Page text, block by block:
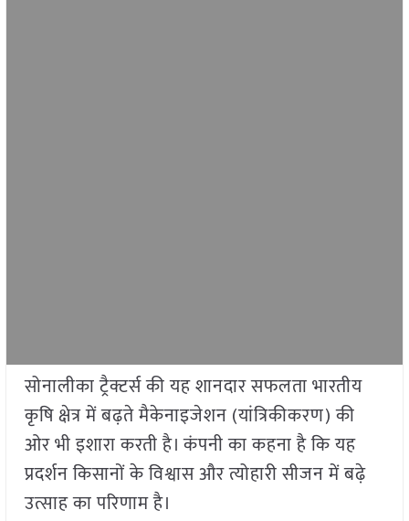
सोनालीका ट्रैक्टर्स की यह शानदार सफलता भारतीय
कृषि क्षेत्र में बढ़ते मैकेनाइजेशन (यांत्रिकीकरण) की
ओर भी इशारा करती है। कंपनी का कहना है कि यह
प्रदर्शन किसानों के विश्वास और त्योहारी सीजन में बढ़े
उत्साह का परिणाम है।